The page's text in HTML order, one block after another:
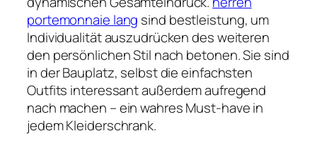
portemonnaie lang sind bestleistung, um
Individualität auszudrücken des weiteren
den persönlichen Stil nach betonen. Sie sind
in der Bauplatz, selbst die einfachsten
Outfits interessant außerdem aufregend
nach machen – ein wahres Must-have in
jedem Kleiderschrank.